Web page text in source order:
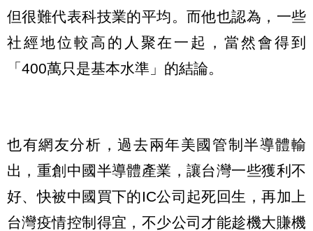
但很難代表科技業的平均。而他也認為，一些
社經地位較高的人聚在一起，當然會得到
「400萬只是基本水準」的結論。
也有網友分析，過去兩年美國管制半導體輸
出，重創中國半導體產業，讓台灣一些獲利不
好、快被中國買下的IC公司起死回生，再加上
台灣疫情控制得宜，不少公司才能趁機大賺機